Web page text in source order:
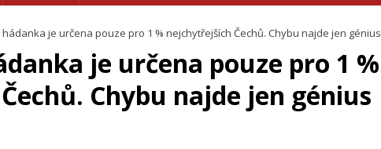
je určena pouze pro 1 % nejchytřejších Čechů. Chybu najde jen génius
je určena pouze pro 1 %
Chybu najde jen génius